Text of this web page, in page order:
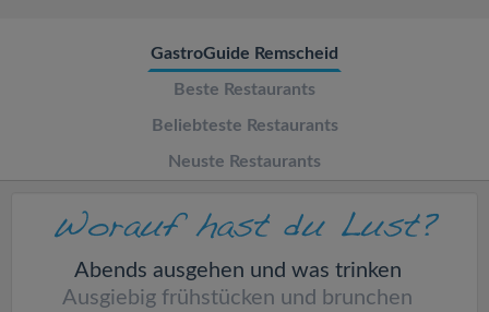
GastroGuide Remscheid
Beste Restaurants
Beliebteste Restaurants
Neuste Restaurants
Abends ausgehen und was trinken
Ausgiebig frühstücken und brunchen